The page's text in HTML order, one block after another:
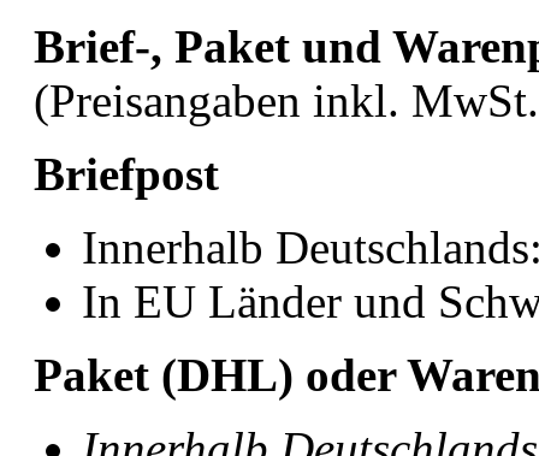
Brief-, Paket und
(Preisangaben inkl.
Briefpost
Innerhalb
In EU Länder und
Paket (DHL) oder